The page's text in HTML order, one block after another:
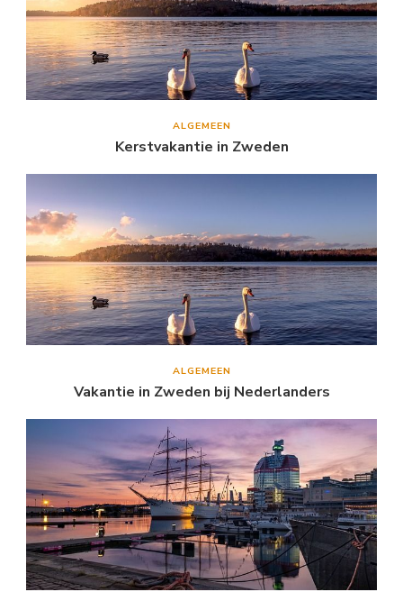
ALGEMEEN
Kerstvakantie in Zweden
ALGEMEEN
Vakantie in Zweden bij Nederlanders